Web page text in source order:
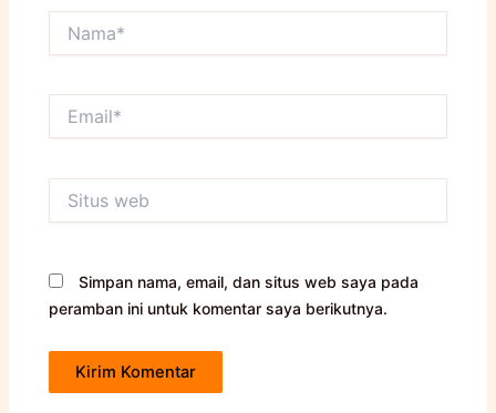
web
Simpan nama, email, dan situs web saya pada
peramban ini untuk komentar saya berikutnya.